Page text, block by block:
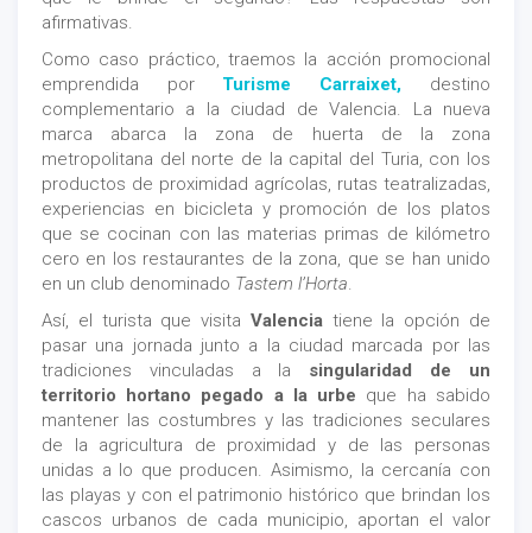
afirmativas.
Como caso práctico, traemos la acción promocional
emprendida por Turisme Carraixet, destino
complementario a la ciudad de Valencia. La nueva
marca abarca la zona de huerta de la zona
metropolitana del norte de la capital del Turia, con los
productos de proximidad agrícolas, rutas teatralizadas,
experiencias en bicicleta y promoción de los platos
que se cocinan con las materias primas de kilómetro
cero en los restaurantes de la zona, que se han unido
en un club denominado Tastem l’Horta.
Así, el turista que visita Valenciatiene la opción de
pasar una jornada junto a la ciudad marcada por las
tradiciones vinculadas a la singularidad de un
territorio hortano pegado a la urbe que ha sabido
mantener las costumbres y las tradiciones seculares
de la agricultura de proximidad y de las personas
unidas a lo que producen. Asimismo, la cercanía con
las playas y con el patrimonio histórico que brindan los
cascos urbanos de cada municipio, aportan el valor